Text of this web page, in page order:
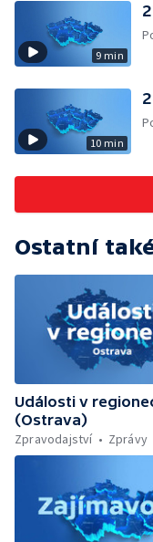
9 min
10 min
Ostatní
Události v
(Ostrava)
Zpravodajství
Zprávy